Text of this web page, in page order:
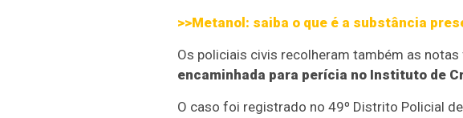
>>Metanol: saiba o que é a substância
Os policiais civis recolheram também as
encaminhada para perícia no Instituto de
O caso foi registrado no 49º Distrito Policial